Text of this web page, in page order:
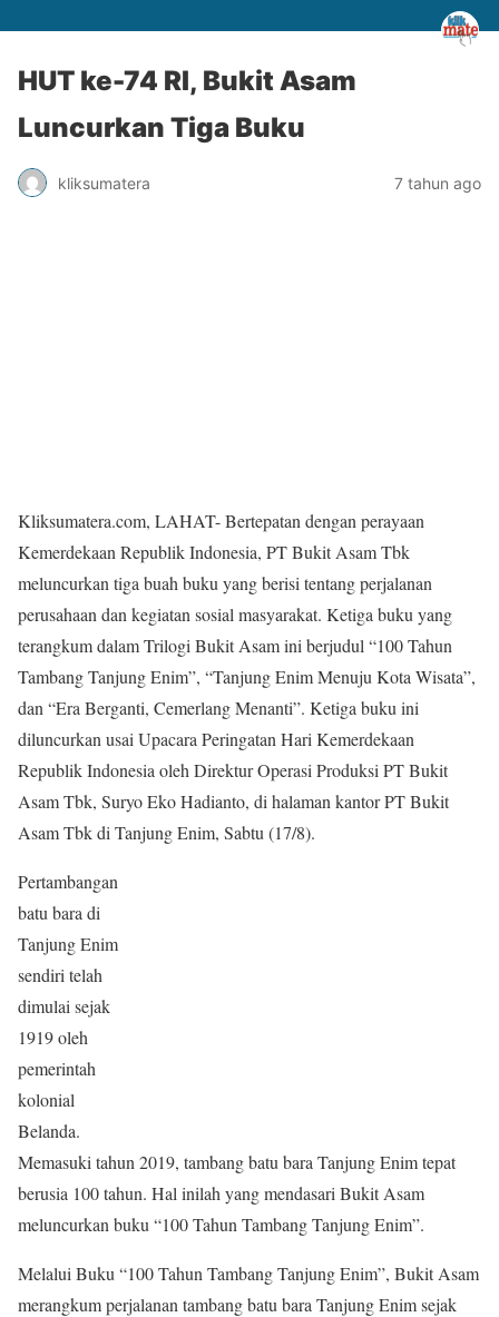
HUT ke-74 RI, Bukit Asam
Luncurkan Tiga Buku
kliksumatera 7 tahun ago
Kliksumatera.com, LAHAT- Bertepatan dengan perayaan
Kemerdekaan Republik Indonesia, PT Bukit Asam Tbk
meluncurkan tiga buah buku yang berisi tentang perjalanan
perusahaan dan kegiatan sosial masyarakat. Ketiga buku yang
terangkum dalam Trilogi Bukit Asam ini berjudul “100 Tahun
Tambang Tanjung Enim”, “Tanjung Enim Menuju Kota Wisata”,
dan “Era Berganti, Cemerlang Menanti”. Ketiga buku ini
diluncurkan usai Upacara Peringatan Hari Kemerdekaan
Republik Indonesia oleh Direktur Operasi Produksi PT Bukit
Asam Tbk, Suryo Eko Hadianto, di halaman kantor PT Bukit
Asam Tbk di Tanjung Enim, Sabtu (17/8).
Pertambangan
batu bara di
Tanjung Enim
sendiri telah
dimulai sejak
1919 oleh
pemerintah
kolonial
Belanda.
Memasuki tahun 2019, tambang batu bara Tanjung Enim tepat
berusia 100 tahun. Hal inilah yang mendasari Bukit Asam
meluncurkan buku “100 Tahun Tambang Tanjung Enim”.
Melalui Buku “100 Tahun Tambang Tanjung Enim”, Bukit Asam
merangkum perjalanan tambang batu bara Tanjung Enim sejak